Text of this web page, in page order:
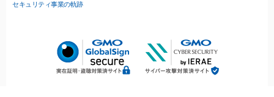
セキュリティ事業の軌跡